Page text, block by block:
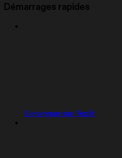
Démarrages rapides
Bienvenue sur Replit